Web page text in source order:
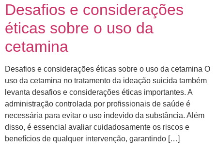
Desafios e considerações
éticas sobre o uso da
cetamina
Desafios e considerações éticas sobre o uso da cetamina O
uso da cetamina no tratamento da ideação suicida também
levanta desafios e considerações éticas importantes. A
administração controlada por profissionais de saúde é
necessária para evitar o uso indevido da substância. Além
disso, é essencial avaliar cuidadosamente os riscos e
benefícios de qualquer intervenção, garantindo […]